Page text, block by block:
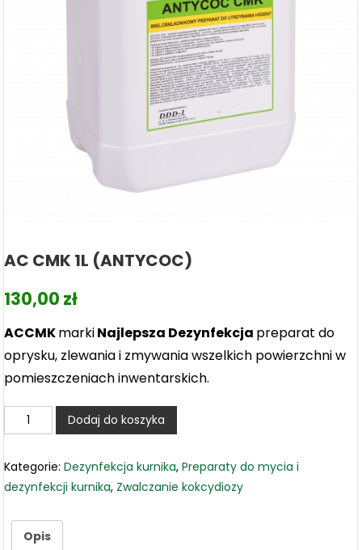
AC CMK 1L (ANTYCOC)
130,00 zł
ACCMKmarkiNajlepsza Dezynfekcja preparat do
oprysku, zlewania i zmywania wszelkich powierzchni w
pomieszczeniach inwentarskich.
ilość
AC
1L
(ANTYCOC)
Dodaj do koszyka
Kategorie:Dezynfekcja kurnika,Preparaty do mycia i
dezynfekcji kurnika, Zwalczanie kokcydiozy
Opis